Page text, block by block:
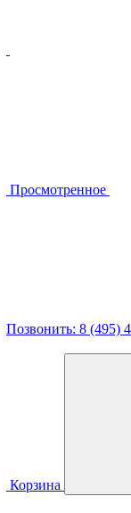
Просмотренное
Позвонить: 8 (495)
Корзина